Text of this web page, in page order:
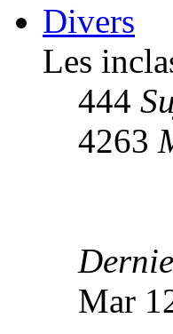
Divers
Les
444
4263
Mar